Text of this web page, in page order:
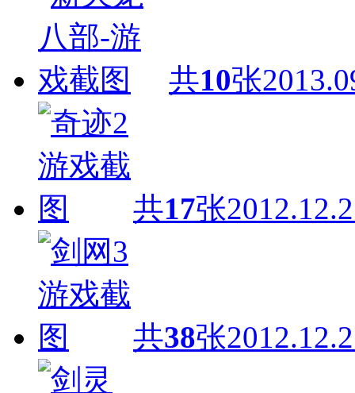
共10张
共17张
共38张